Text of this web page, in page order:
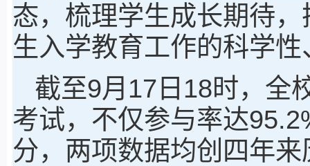
态，梳理学生成长期待
生入学教育工作的科学
截至9月17日18时，全
考试，不仅参与率达
分，两项数据均创四年